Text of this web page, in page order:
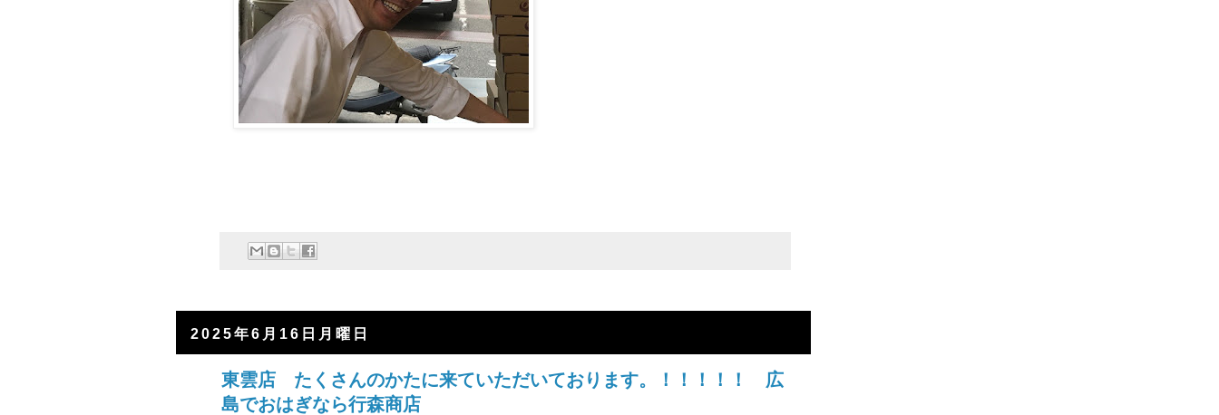
2025年6月16日月曜日
東雲店 たくさんのかたに来ていただいております。！！！！！ 広
島でおはぎなら行森商店